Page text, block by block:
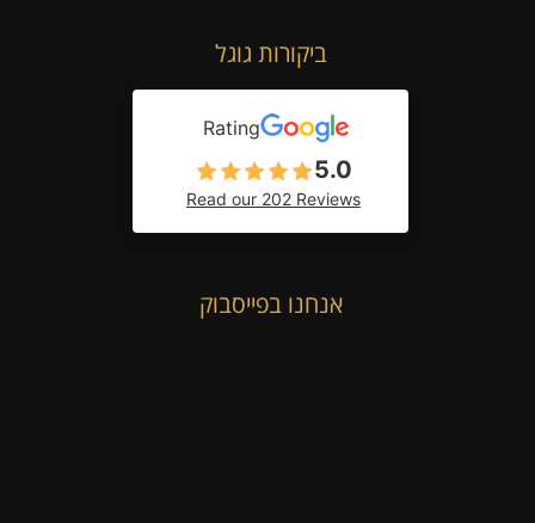
ביקורות גוגל
Rating
5.0
Read our 202 Reviews
אנחנו בפייסבוק